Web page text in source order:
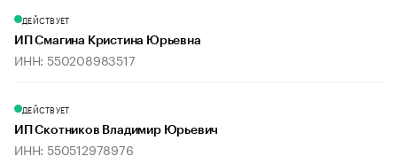
ДЕЙСТВУЕТ
ИП Смагина Кристина Юрьевна
ИНН: 550208983517
ДЕЙСТВУЕТ
ИП Скотников Владимир Юрьевич
ИНН: 550512978976